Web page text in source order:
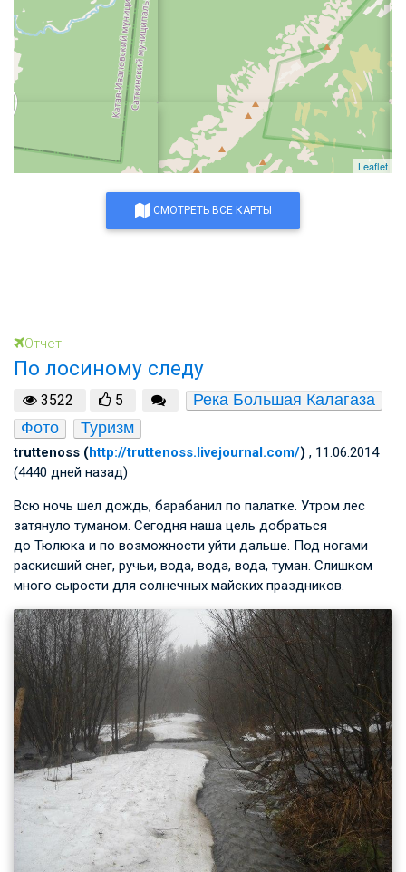
Leaflet
СМОТРЕТЬ ВСЕ КАРТЫ
Отчет
По лосиному следу
3522 5
Река Большая Калагаза
Фото
Туризм
truttenoss (http://truttenoss.livejournal.com/) , 11.06.2014
(4440 дней назад)
Всю ночь шел дождь, барабанил по палатке. Утром лес
затянуло туманом. Сегодня наша цель добраться
до Тюлюка и по возможности уйти дальше. Под ногами
раскисший снег, ручьи, вода, вода, вода, туман. Слишком
много сырости для солнечных майских праздников.